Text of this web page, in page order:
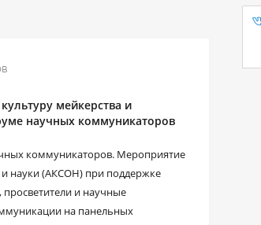
мейкерства и
научных коммуникаторов
коммуникаторов. Мероприятие
науки (АКСОН) при поддержке
и научные
на панельных